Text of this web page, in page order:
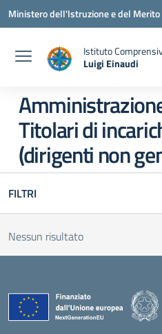
Vai ai contenuti
Vai al menu di navigazione
Vai al footer
Ministero dell'Istruzione e del Merito
Istituto
Luigi Einaudi
— Visita la pagina
Titolari di
(dirigenti non
FILTRI
Nessun risultato